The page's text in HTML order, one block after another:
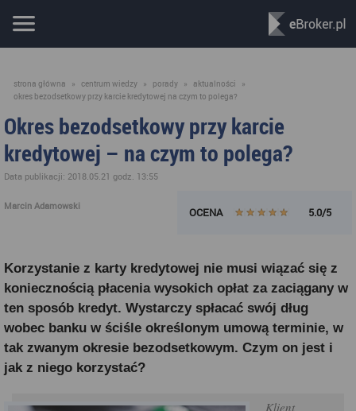
strona główna » centrum wiedzy » porady » aktualności
»
okres bezodsetkowy przy karcie kredytowej na czym to polega?
Okres bezodsetkowy przy karcie
kredytowej – na czym to polega?
Data publikacji: 2018.05.21 godz. 13:55
Marcin Adamowski OCENA 5.0/5
Korzystanie z karty kredytowej nie musi wiązać się z
koniecznością płacenia wysokich opłat za zaciągany w
ten sposób kredyt. Wystarczy spłacać swój dług
wobec banku w ściśle określonym umową terminie, w
tak zwanym okresie bezodsetkowym. Czym on jest i
jak z niego korzystać?
Klient